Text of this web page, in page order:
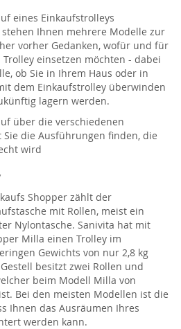
eines Einkaufstrolleys
Ihnen mehrere Modelle zur
vorher Gedanken, wofür und für
einsetzen möchten - dabei
ob Sie in Ihrem Haus oder in
dem Einkaufstrolley überwinden
lagern werden.
über die verschiedenen
die Ausführungen finden, die
wird
Shopper zählt der
mit Rollen, meist ein
Nylontasche. Sanivita hat mit
Milla einen Trolley im
Gewichts von nur 2,8 kg
besitzt zwei Rollen und
beim Modell Milla von
Bei den meisten Modellen ist die
Ihnen das Ausräumen Ihres
werden kann.